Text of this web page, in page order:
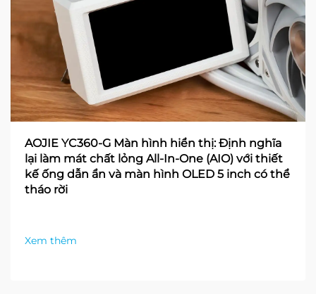
AOJIE YC360-G Màn hình hiển thị: Định nghĩa
lại làm mát chất lỏng All-In-One (AIO) với thiết
kế ống dẫn ẩn và màn hình OLED 5 inch có thể
tháo rời
Xem thêm